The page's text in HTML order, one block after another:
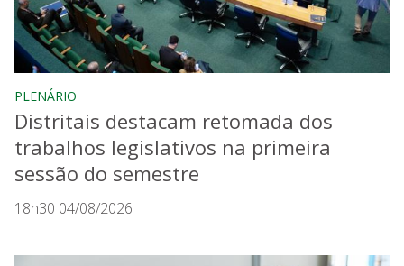
PLENÁRIO
Distritais destacam retomada dos
trabalhos legislativos na primeira
sessão do semestre
18h30 04/08/2026